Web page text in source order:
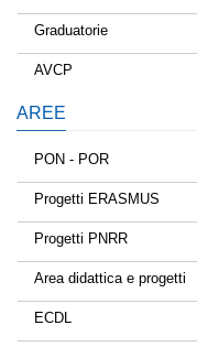
Graduatorie
AVCP
AREE
PON - POR
Tessere la rete
Estate a scuola
Scuola d'estate
Progetti ERASMUS
Progetti PNRR
Area didattica e progetti
ECDL